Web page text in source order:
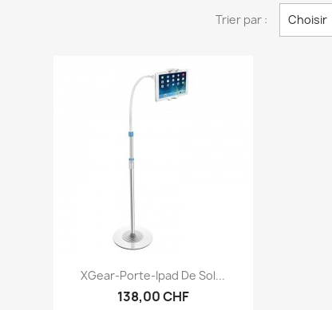
Trier par : Choisir
Aperçu rapide
XGear-Porte-Ipad De Sol...
138,00 CHF